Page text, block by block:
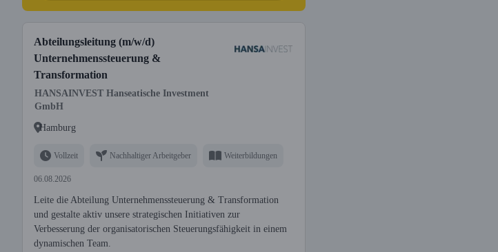
Abteilungsleitung (m/w/d)
Unternehmenssteuerung &
Transformation
HANSAINVEST Hanseatische Investment
GmbH
Hamburg
Vollzeit Nachhaltiger Arbeitgeber Weiterbildungen
06.08.2026
Leite die Abteilung Unternehmenssteuerung & Transformation
und gestalte aktiv unsere strategischen Initiativen zur
Verbesserung der organisatorischen Steuerungsfähigkeit in einem
dynamischen Team.